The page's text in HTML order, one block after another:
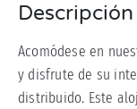
Descripción
Acomódese en
y disfrute de su
distribuido. Este